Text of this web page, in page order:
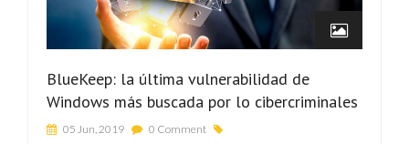
BlueKeep: la última vulnerabilidad de
Windows más buscada por lo cibercriminales
05 Jun, 2019 0 Comment